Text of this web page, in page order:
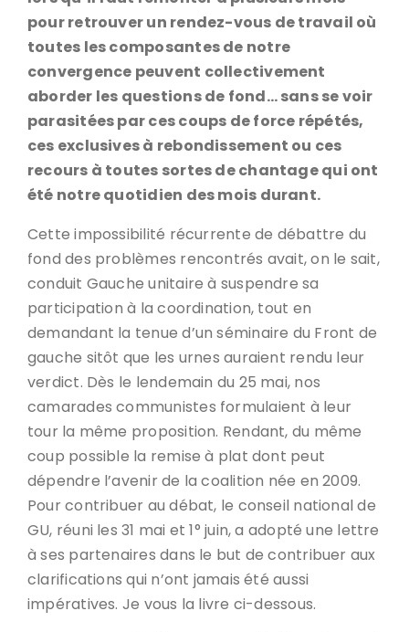
pour retrouver un rendez-vous de travail où
toutes les composantes de notre
convergence peuvent collectivement
aborder les questions de fond… sans se voir
parasitées par ces coups de force répétés,
ces exclusives à rebondissement ou ces
recours à toutes sortes de chantage qui ont
été notre quotidien des mois durant.
Cette impossibilité récurrente de débattre du
fond des problèmes rencontrés avait, on le sait,
conduit Gauche unitaire à suspendre sa
participation à la coordination, tout en
demandant la tenue d’un séminaire du Front de
gauche sitôt que les urnes auraient rendu leur
verdict. Dès le lendemain du 25 mai, nos
camarades communistes formulaient à leur
tour la même proposition. Rendant, du même
coup possible la remise à plat dont peut
dépendre l’avenir de la coalition née en 2009.
Pour contribuer au débat, le conseil national de
GU, réuni les 31 mai et 1° juin, a adopté une lettre
à ses partenaires dans le but de contribuer aux
clarifications qui n’ont jamais été aussi
impératives. Je vous la livre ci-dessous.